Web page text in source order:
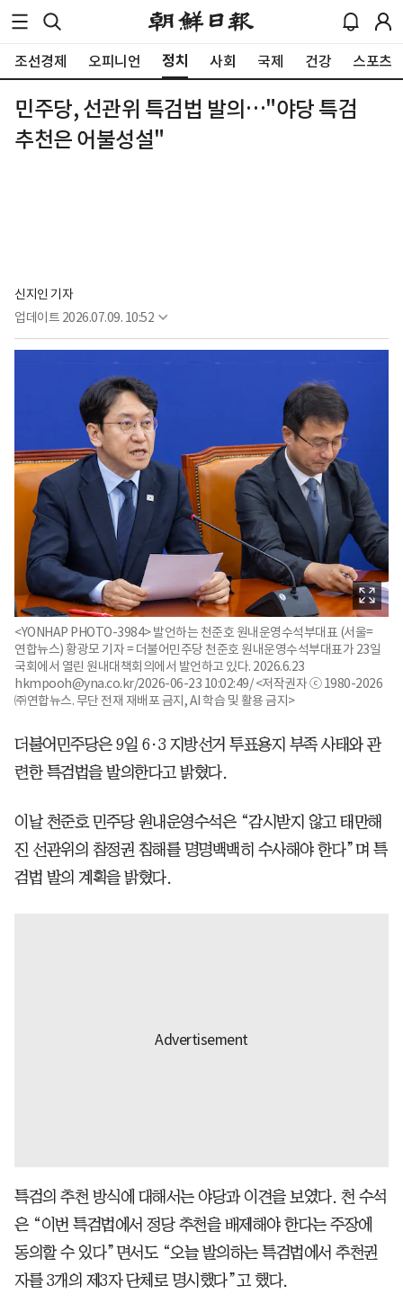
조선경제 오피니언 정치 사회 국제 건강 스포츠
민주당, 선관위 특검법 발의…"야당 특검
추천은 어불성설"
신지인 기자
업데이트 2026.07.09. 10:52
<YONHAP PHOTO-3984> 발언하는 천준호 원내운영수석부대표 (서울=
연합뉴스) 황광모 기자 = 더불어민주당 천준호 원내운영수석부대표가 23일
국회에서 열린 원내대책회의에서 발언하고 있다. 2026.6.23
hkmpooh@yna.co.kr/2026-06-23 10:02:49/ <저작권자 ⓒ 1980-2026
㈜연합뉴스. 무단 전재 재배포 금지, AI 학습 및 활용 금지>
더불어민주당은 9일 6·3 지방선거 투표용지 부족 사태와 관
련한 특검법을 발의한다고 밝혔다.
이날 천준호 민주당 원내운영수석은 “감시받지 않고 태만해
진 선관위의 참정권 침해를 명명백백히 수사해야 한다”며 특
검법 발의 계획을 밝혔다.
특검의 추천 방식에 대해서는 야당과 이견을 보였다. 천 수석
은 “이번 특검법에서 정당 추천을 배제해야 한다는 주장에
동의할 수 있다”면서도 “오늘 발의하는 특검법에서 추천권
자를 3개의 제3자 단체로 명시했다”고 했다.